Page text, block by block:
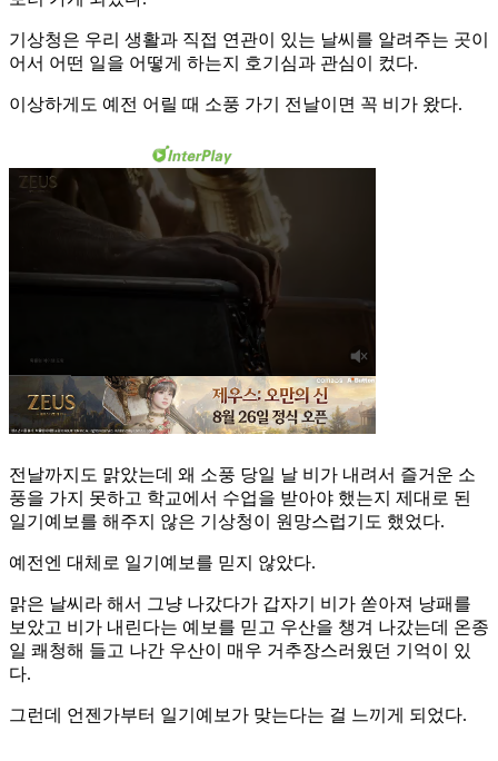
기상청은 우리 생활과 직접 연관이 있는 날씨를 알려주는 곳이
어서 어떤 일을 어떻게 하는지 호기심과 관심이 컸다.
이상하게도 예전 어릴 때 소풍 가기 전날이면 꼭 비가 왔다.
전날까지도 맑았는데 왜 소풍 당일 날 비가 내려서 즐거운 소
풍을 가지 못하고 학교에서 수업을 받아야 했는지 제대로 된
일기예보를 해주지 않은 기상청이 원망스럽기도 했었다.
예전엔 대체로 일기예보를 믿지 않았다.
맑은 날씨라 해서 그냥 나갔다가 갑자기 비가 쏟아져 낭패를
보았고 비가 내린다는 예보를 믿고 우산을 챙겨 나갔는데 온종
일 쾌청해 들고 나간 우산이 매우 거추장스러웠던 기억이 있
다.
그런데 언젠가부터 일기예보가 맞는다는 걸 느끼게 되었다.